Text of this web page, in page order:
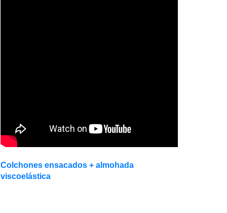
Colchones ensacados + almohada
viscoelástica